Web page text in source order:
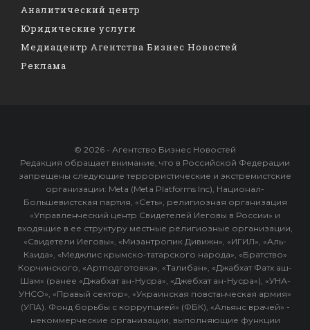
Аналитический центр
Юридические услуги
Медиацентр Агентства Бизнес Новостей
Реклама
© 2026 - Агентство Бизнес Новостей
Редакция обращает внимание, что в Российской Федерации
запрещены следующие террористические и экстремистские
организации: Meta (Meta Platforms Inc), Национал-
Большевистская партия, «Сеть», религиозная организация
«Управленческий центр Свидетелей Иеговы в России» и
входящие в ее структуру местные религиозные организации,
«Свидетели Иеговы», «Мизантропик Дивижн», «ИГИЛ», «Аль-
Каида», «Меджлис крымско-татарского народа», «Братство»
Корчинского, «Артподготовка», «Талибан», «Джабхат Фатх аш-
Шам» (ранее «Джабхат ан-Нусра», «Джебхат ан-Нусра»), «УНА-
УНСО», «Правый сектор», «Украинская повстанческая армия»
(УПА). Фонд борьбы с коррупцией» (ФБК), «Альянс врачей» -
некоммерческие организации, выполняющие функции